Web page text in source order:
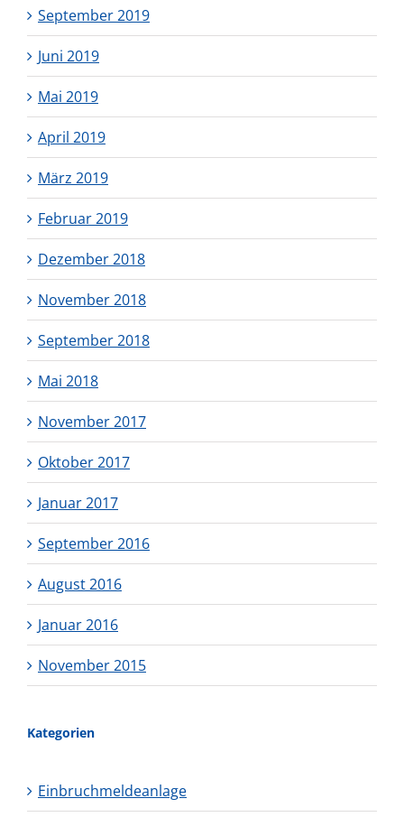
September 2019
Juni 2019
Mai 2019
April 2019
März 2019
Februar 2019
Dezember 2018
November 2018
September 2018
Mai 2018
November 2017
Oktober 2017
Januar 2017
September 2016
August 2016
Januar 2016
November 2015
Kategorien
Einbruchmeldeanlage